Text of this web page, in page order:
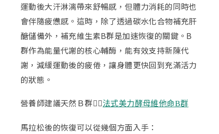
運動後大汗淋漓帶來舒暢感，但體力消耗的同時也
會伴隨疲憊感。這時，除了透過碳水化合物補充肝
醣儲備外，補充維生素B群是加速恢復的關鍵。B
群作為能量代謝的核心輔酶，能有效支持新陳代
謝，減緩運動後的疲倦，讓身體更快回到充滿活力
的狀態。
營養師建議天然Ｂ群👉🏻法式美力酵母維他命B群
馬拉松後的恢復可以從幾個方面入手：